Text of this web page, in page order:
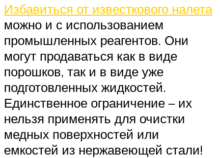
Избавиться от известкового налета
можно и с использованием
промышленных реагентов. Они
могут продаваться как в виде
порошков, так и в виде уже
подготовленных жидкостей.
Единственное ограничение – их
нельзя применять для очистки
медных поверхностей или
емкостей из нержавеющей стали!